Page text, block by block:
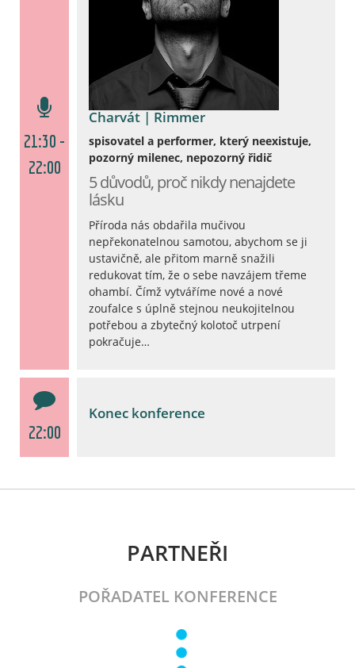
21:30 -
22:00
Charvát | Rimmer
spisovatel a performer, který neexistuje,
pozorný milenec, nepozorný řidič
5 důvodů, proč nikdy nenajdete
lásku
Příroda nás obdařila mučivou
nepřekonatelnou samotou, abychom se ji
ustavičně, ale přitom marně snažili
redukovat tím, že o sebe navzájem třeme
ohambí. Čímž vytváříme nové a nové
zoufalce s úplně stejnou neukojitelnou
potřebou a zbytečný kolotoč utrpení
pokračuje…
22:00
Konec konference
PARTNEŘI
POŘADATEL KONFERENCE